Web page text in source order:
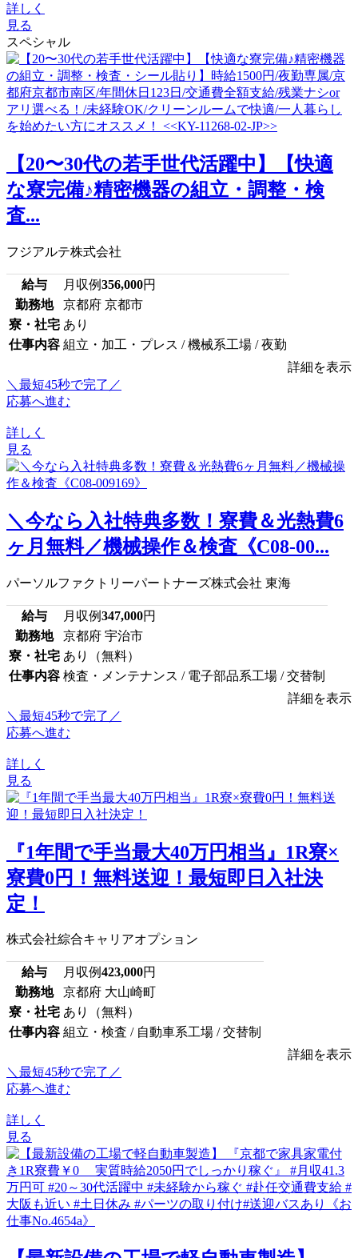
詳しく
見る
スペシャル
【20〜30代の若手世代活躍中】【快適
な寮完備♪精密機器の組立・調整・検
査...
フジアルテ株式会社
給与 月収例356,000円
勤務地
京都府 京都市
寮・社宅 あり
仕事内容 組立・加工・プレス / 機械系工場 / 夜勤
詳細を表示
＼最短45秒で完了／
応募へ進む
詳しく
見る
＼今なら入社特典多数！寮費＆光熱費6
ヶ月無料／機械操作＆検査《C08-00...
パーソルファクトリーパートナーズ株式会社 東海
給与 月収例347,000円
勤務地
京都府 宇治市
寮・社宅 あり（無料）
仕事内容 検査・メンテナンス / 電子部品系工場 / 交替制
詳細を表示
＼最短45秒で完了／
応募へ進む
詳しく
見る
『1年間で手当最大40万円相当』1R寮×
寮費0円！無料送迎！最短即日入社決
定！
株式会社綜合キャリアオプション
給与 月収例423,000円
勤務地
京都府 大山崎町
寮・社宅 あり（無料）
仕事内容 組立・検査 / 自動車系工場 / 交替制
詳細を表示
＼最短45秒で完了／
応募へ進む
詳しく
見る